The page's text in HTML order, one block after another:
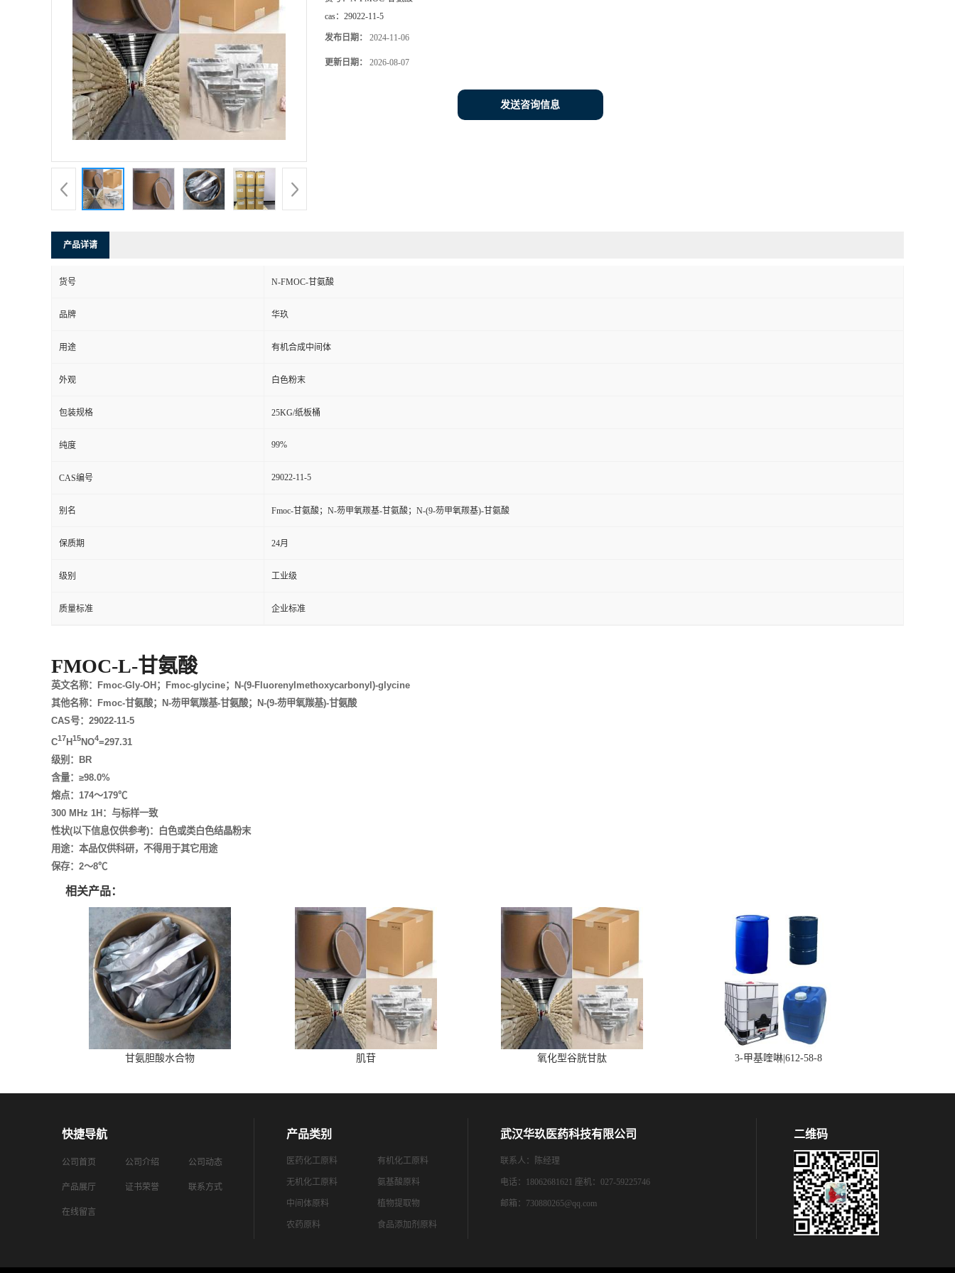
cas： 29022-11-5
发布日期： 2024-11-06
更新日期： 2026-08-07
发送咨询信息
产品详请
货号 N-FMOC-甘氨酸
品牌 华玖
用途 有机合成中间体
外观 白色粉末
包装规格 25KG/纸板桶
纯度 99%
CAS编号 29022-11-5
别名 Fmoc-甘氨酸；N-芴甲氧羰基-甘氨酸；N-(9-芴甲氧羰基)-甘氨酸
保质期 24月
级别 工业级
质量标准 企业标准
FMOC-L-甘氨酸
英文名称：Fmoc-Gly-OH；Fmoc-glycine；N-(9-Fluorenylmethoxycarbonyl)-glycine
其他名称：Fmoc-甘氨酸；N-芴甲氧羰基-甘氨酸；N-(9-芴甲氧羰基)-甘氨酸
CAS号：29022-11-5
C17H15NO4=297.31
级别：BR
含量：≥98.0%
熔点：174～179℃
300 MHz 1H：与标样一致
性状(以下信息仅供参考)：白色或类白色结晶粉末
用途：本品仅供科研，不得用于其它用途
保存：2～8℃
相关产品：
甘氨胆酸水合物 肌苷 氧化型谷胱甘肽 3-甲基喹啉|612-58-8
快捷导航
公司首页 公司介绍 公司动态
产品展厅 证书荣誉 联系方式
在线留言
产品类别
医药化工原料 有机化工原料
无机化工原料 氨基酸原料
中间体原料 植物提取物
农药原料 食品添加剂原料
武汉华玖医药科技有限公司
联系人：陈经理
电话：18062681621 座机：027-59225746
邮箱： 730880265@qq.com
二维码